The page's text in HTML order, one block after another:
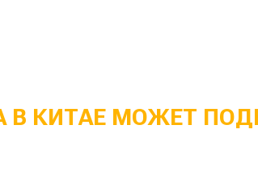
В КИТАЕ МОЖЕТ